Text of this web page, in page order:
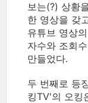
보는(?) 상황
한 영상을 갖
유튜브 영상
자수와 조회
만들었다.
두 번째로 등
킹TV'의 오킹